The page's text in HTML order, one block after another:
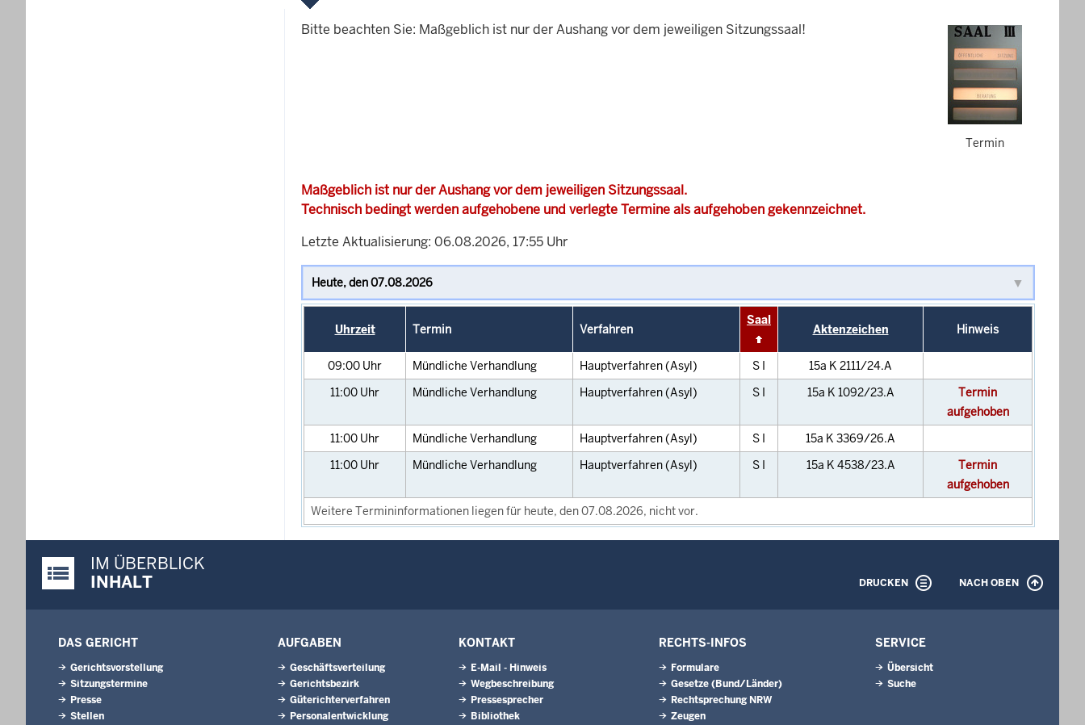
Termin
Bitte beachten Sie: Maßgeblich ist nur der Aushang vor dem jeweiligen Sitzungssaal!
Maßgeblich ist nur der Aushang vor dem jeweiligen Sitzungssaal.
Technisch bedingt werden aufgehobene und verlegte Termine als aufgehoben gekennzeichnet.
Letzte Aktualisierung: 06.08.2026, 17:55 Uhr
Uhrzeit Termin Verfahren
Saal
Aktenzeichen Hinweis
09:00 Uhr Mündliche Verhandlung Hauptverfahren (Asyl) S I
15a K 2111/24.A
11:00 Uhr Mündliche Verhandlung Hauptverfahren (Asyl) S I 15a K 1092/23.A
Termin
aufgehoben
11:00 Uhr Mündliche Verhandlung Hauptverfahren (Asyl) S I
15a K 3369/26.A
11:00 Uhr Mündliche Verhandlung Hauptverfahren (Asyl) S I 15a K 4538/23.A
Termin
aufgehoben
Weitere Termininformationen liegen für heute, den 07.08.2026, nicht vor.
Justiz-Portal im Überblick:
IM ÜBERBLICK
INHALT
DRUCKEN NACH OBEN
DAS GERICHT
Gerichtsvorstellung
Sitzungstermine
Presse
Stellen
AUFGABEN
Geschäftsverteilung
Gerichtsbezirk
Güterichterverfahren
Personalentwicklung
KONTAKT
E-Mail - Hinweis
Wegbeschreibung
Pressesprecher
Bibliothek
RECHTS-INFOS
Formulare
Gesetze (Bund/Länder)
Rechtsprechung NRW
Zeugen
SERVICE
Übersicht
Suche